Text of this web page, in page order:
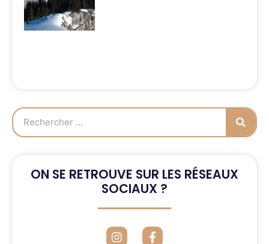
ON SE RETROUVE SUR LES RÉSEAUX
SOCIAUX ?